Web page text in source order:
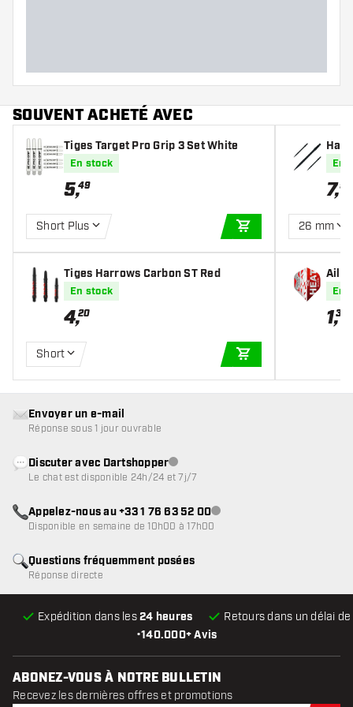
SOUVENT ACHETÉ AVEC
Tiges Target Pro Grip 3 Set White
En stock
5,49
Short Plus
AJOUTER AU
Tiges Harrows Carbon ST Red
En stock
4,20
Short
avy
En
7,95
26 mm
En
1,30
•140.000+ Avis
Expédition dans les24 heures Retours dans un délai de
Questions fréquemment posées
Réponse directe
Envoyer un e-mail
Réponse sous 1 jour ouvrable
Discuter avec DartshopperService client indisponible
Le chat est disponible 24h/24 et 7j/7
Appelez-nous au +33 1 76 63 52 00Service client indisponible
Disponible en semaine de 10h00 à 17h00
ABONEZ-VOUS À NOTRE BULLETIN
Recevez les dernières offres et promotions